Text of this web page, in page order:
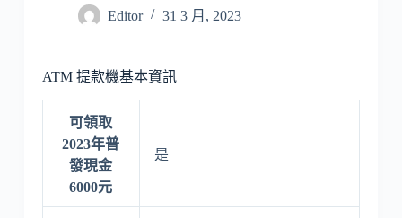
Editor 31 3 月, 2023
ATM 提款機基本資訊
可領取
2023年普
發現金
6000元
是